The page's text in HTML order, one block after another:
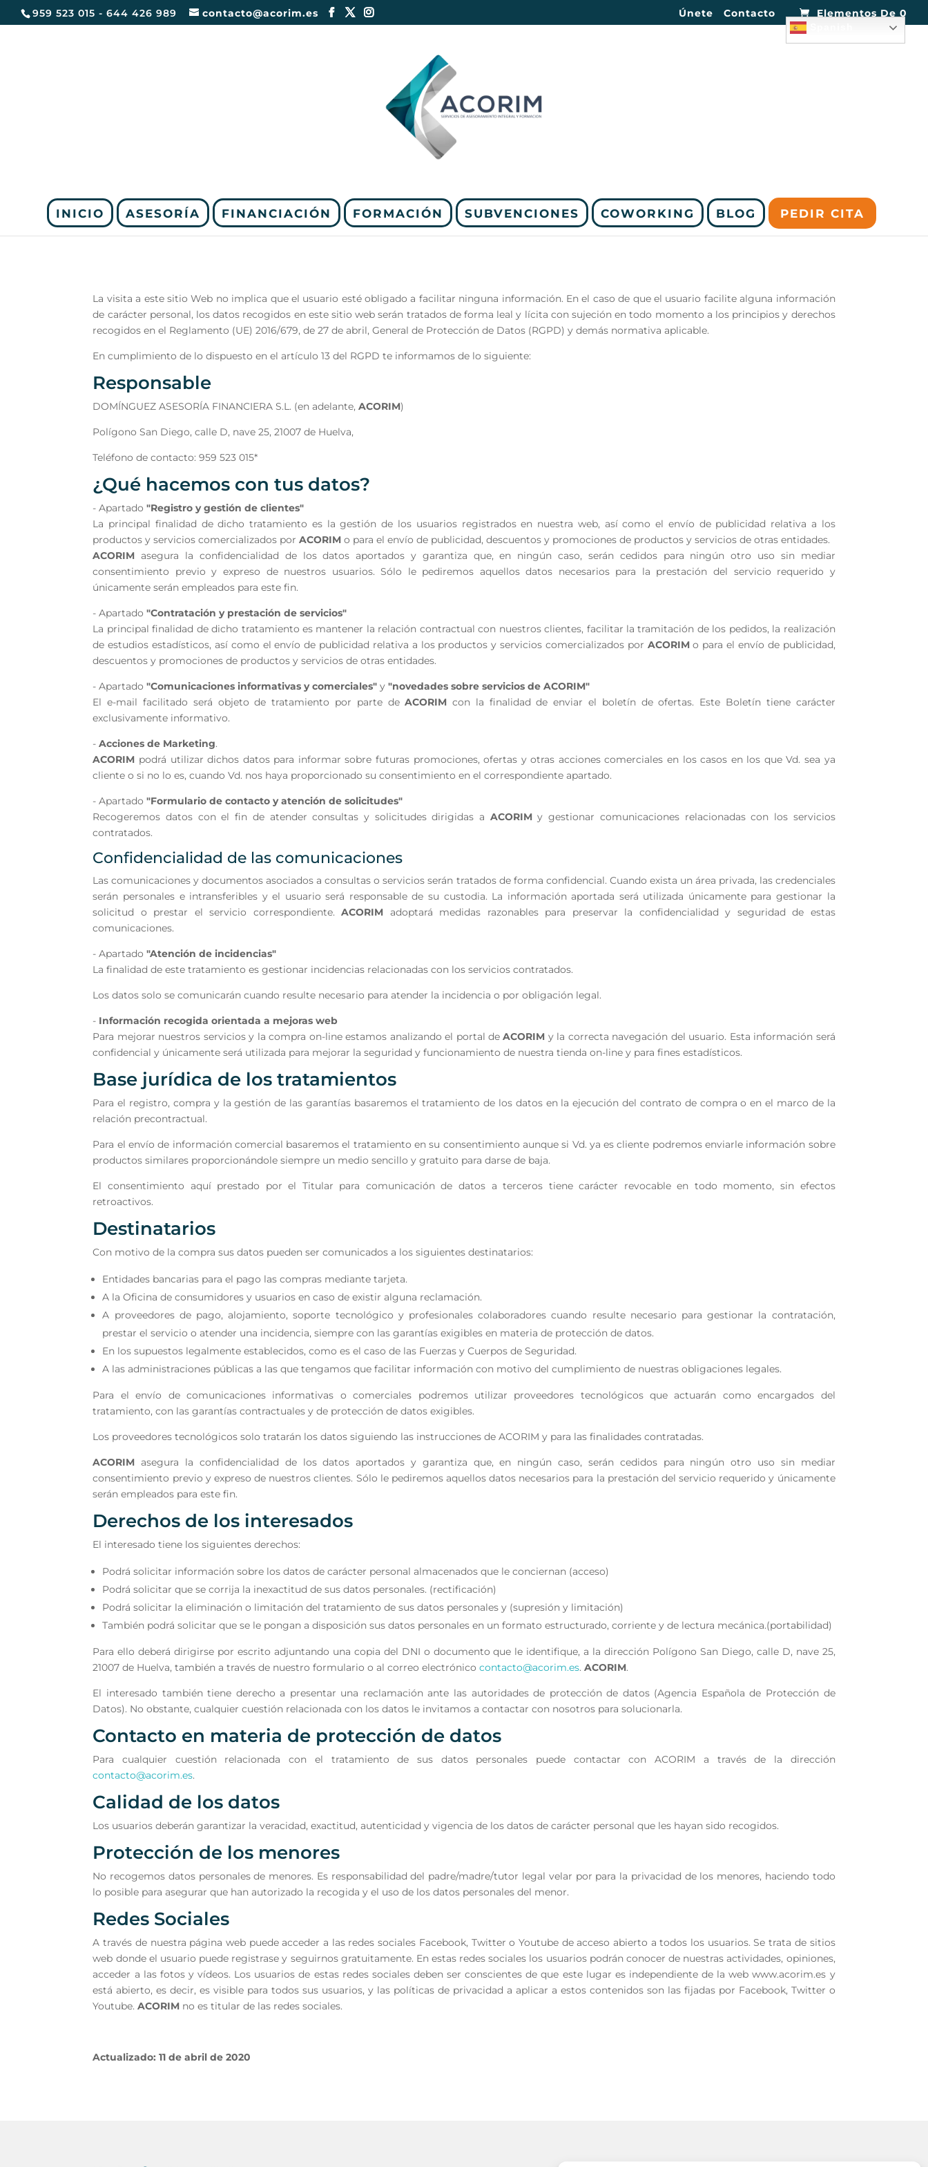
959 523 015 - 644 426 989 contacto@acorim.es Únete Contacto Elementos De 0
INICIO ASESORÍA FINANCIACIÓN FORMACIÓN SUBVENCIONES COWORKING BLOG PEDIR CITA
La visita a este sitio Web no implica que el usuario esté obligado a facilitar ninguna información. En el caso de que el usuario facilite alguna información
de carácter personal, los datos recogidos en este sitio web serán tratados de forma leal y lícita con sujeción en todo momento a los principios y derechos
recogidos en el Reglamento (UE) 2016/679, de 27 de abril, General de Protección de Datos (RGPD) y demás normativa aplicable.
En cumplimiento de lo dispuesto en el artículo 13 del RGPD te informamos de lo siguiente:
Responsable
DOMÍNGUEZ ASESORÍA FINANCIERA S.L. (en adelante,ACORIM)
Polígono San Diego, calle D, nave 25, 21007 de Huelva,
Teléfono de contacto: 959 523 015*
¿Qué hacemos con tus datos?
- Apartado"Registro y gestión de clientes"
La principal finalidad de dicho tratamiento es la gestión de los usuarios registrados en nuestra web, así como el envío de publicidad relativa a los
productos y servicios comercializados porACORIMo para el envío de publicidad, descuentos y promociones de productos y servicios de otras entidades.
ACORIMasegura la confidencialidad de los datos aportados y garantiza que, en ningún caso, serán cedidos para ningún otro uso sin mediar
consentimiento previo y expreso de nuestros usuarios. Sólo le pediremos aquellos datos necesarios para la prestación del servicio requerido y
únicamente serán empleados para este fin.
- Apartado"Contratación y prestación de servicios"
La principal finalidad de dicho tratamiento es mantener la relación contractual con nuestros clientes, facilitar la tramitación de los pedidos, la realización
de estudios estadísticos, así como el envío de publicidad relativa a los productos y servicios comercializados por ACORIMo para el envío de publicidad,
descuentos y promociones de productos y servicios de otras entidades.
- Apartado"Comunicaciones informativas y comerciales" y"novedades sobre servicios de ACORIM"
El e-mail facilitado será objeto de tratamiento por parte deACORIMcon la finalidad de enviar el boletín de ofertas. Este Boletín tiene carácter
exclusivamente informativo.
-Acciones de Marketing.
ACORIM podrá utilizar dichos datos para informar sobre futuras promociones, ofertas y otras acciones comerciales en los casos en los que Vd. sea ya
cliente o si no lo es, cuando Vd. nos haya proporcionado su consentimiento en el correspondiente apartado.
- Apartado"Formulario de contacto y atención de solicitudes"
Recogeremos datos con el fin de atender consultas y solicitudes dirigidas a ACORIMy gestionar comunicaciones relacionadas con los servicios
contratados.
Confidencialidad de las comunicaciones
Las comunicaciones y documentos asociados a consultas o servicios serán tratados de forma confidencial. Cuando exista un área privada, las credenciales
serán personales e intransferibles y el usuario será responsable de su custodia. La información aportada será utilizada únicamente para gestionar la
solicitud o prestar el servicio correspondiente.ACORIM adoptará medidas razonables para preservar la confidencialidad y seguridad de estas
comunicaciones.
- Apartado"Atención de incidencias"
La finalidad de este tratamiento es gestionar incidencias relacionadas con los servicios contratados.
Los datos solo se comunicarán cuando resulte necesario para atender la incidencia o por obligación legal.
- Información recogida orientada a mejoras web
Para mejorar nuestros servicios y la compra on-line estamos analizando el portal deACORIM y la correcta navegación del usuario. Esta información será
confidencial y únicamente será utilizada para mejorar la seguridad y funcionamiento de nuestra tienda on-line y para fines estadísticos.
Base jurídica de los tratamientos
Para el registro, compra y la gestión de las garantías basaremos el tratamiento de los datos en la ejecución del contrato de compra o en el marco de la
relación precontractual.
Para el envío de información comercial basaremos el tratamiento en su consentimiento aunque si Vd. ya es cliente podremos enviarle información sobre
productos similares proporcionándole siempre un medio sencillo y gratuito para darse de baja.
El consentimiento aquí prestado por el Titular para comunicación de datos a terceros tiene carácter revocable en todo momento, sin efectos
retroactivos.
Destinatarios
Con motivo de la compra sus datos pueden ser comunicados a los siguientes destinatarios:
Entidades bancarias para el pago las compras mediante tarjeta.
A la Oficina de consumidores y usuarios en caso de existir alguna reclamación.
A proveedores de pago, alojamiento, soporte tecnológico y profesionales colaboradores cuando resulte necesario para gestionar la contratación,
prestar el servicio o atender una incidencia, siempre con las garantías exigibles en materia de protección de datos.
En los supuestos legalmente establecidos, como es el caso de las Fuerzas y Cuerpos de Seguridad.
A las administraciones públicas a las que tengamos que facilitar información con motivo del cumplimiento de nuestras obligaciones legales.
Para el envío de comunicaciones informativas o comerciales podremos utilizar proveedores tecnológicos que actuarán como encargados del
tratamiento, con las garantías contractuales y de protección de datos exigibles.
Los proveedores tecnológicos solo tratarán los datos siguiendo las instrucciones de ACORIM y para las finalidades contratadas.
ACORIMasegura la confidencialidad de los datos aportados y garantiza que, en ningún caso, serán cedidos para ningún otro uso sin mediar
consentimiento previo y expreso de nuestros clientes. Sólo le pediremos aquellos datos necesarios para la prestación del servicio requerido y únicamente
serán empleados para este fin.
Derechos de los interesados
El interesado tiene los siguientes derechos:
Podrá solicitar información sobre los datos de carácter personal almacenados que le conciernan (acceso)
Podrá solicitar que se corrija la inexactitud de sus datos personales. (rectificación)
Podrá solicitar la eliminación o limitación del tratamiento de sus datos personales y (supresión y limitación)
También podrá solicitar que se le pongan a disposición sus datos personales en un formato estructurado, corriente y de lectura mecánica.(portabilidad)
Para ello deberá dirigirse por escrito adjuntando una copia del DNI o documento que le identifique, a la dirección Polígono San Diego, calle D, nave 25,
21007 de Huelva, también a través de nuestro formulario o al correo electrónicocontacto@acorim.es.ACORIM.
El interesado también tiene derecho a presentar una reclamación ante las autoridades de protección de datos (Agencia Española de Protección de
Datos). No obstante, cualquier cuestión relacionada con los datos le invitamos a contactar con nosotros para solucionarla.
Contacto en materia de protección de datos
Para cualquier cuestión relacionada con el tratamiento de sus datos personales puede contactar con ACORIM a través de la dirección
contacto@acorim.es.
Calidad de los datos
Los usuarios deberán garantizar la veracidad, exactitud, autenticidad y vigencia de los datos de carácter personal que les hayan sido recogidos.
Protección de los menores
No recogemos datos personales de menores. Es responsabilidad del padre/madre/tutor legal velar por para la privacidad de los menores, haciendo todo
lo posible para asegurar que han autorizado la recogida y el uso de los datos personales del menor.
Redes Sociales
A través de nuestra página web puede acceder a las redes sociales Facebook, Twitter o Youtube de acceso abierto a todos los usuarios. Se trata de sitios
web donde el usuario puede registrase y seguirnos gratuitamente. En estas redes sociales los usuarios podrán conocer de nuestras actividades, opiniones,
acceder a las fotos y vídeos. Los usuarios de estas redes sociales deben ser conscientes de que este lugar es independiente de la web www.acorim.es y
está abierto, es decir, es visible para todos sus usuarios, y las políticas de privacidad a aplicar a estos contenidos son las fijadas por Facebook, Twitter o
Youtube.ACORIM no es titular de las redes sociales.
Actualizado: 11 de abril de 2020